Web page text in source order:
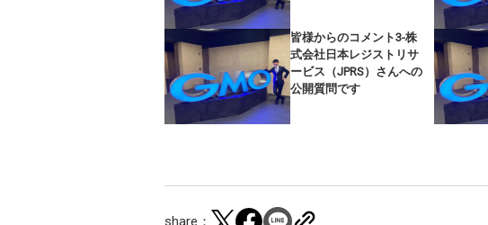
皆様からのコメント3-株
式会社日本レジストリサ
ービス（JPRS）さんへの
公開質問です
share：